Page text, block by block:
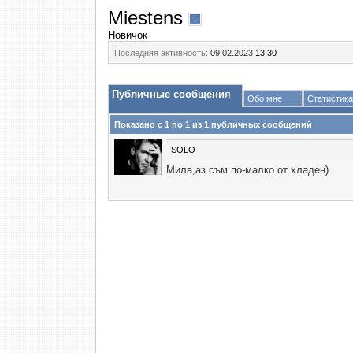
Miestens
Новичок
Последняя активность: 09.02.2023 13:30
Публичные сообщения Обо мне Статистика
Показано с 1 по 1 из 1 публичных сообщений
SOLO
Мила,аз съм по-малко от хладен)